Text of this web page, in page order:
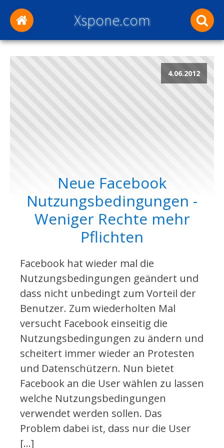
Xspone.com
4.06.2012
Neue Facebook
Nutzungsbedingungen -
Weniger Rechte mehr
Pflichten
Facebook hat wieder mal die
Nutzungsbedingungen geändert und
dass nicht unbedingt zum Vorteil der
Benutzer. Zum wiederholten Mal
versucht Facebook einseitig die
Nutzungsbedingungen zu ändern und
scheitert immer wieder an Protesten
und Datenschützern. Nun bietet
Facebook an die User wählen zu lassen
welche Nutzungsbedingungen
verwendet werden sollen. Das
Problem dabei ist, dass nur die User
[…]